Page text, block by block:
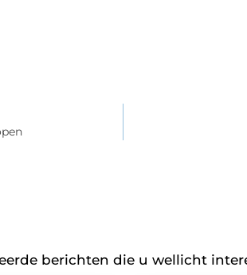
berichten die u wellicht